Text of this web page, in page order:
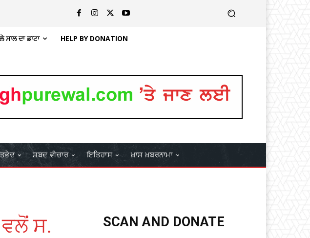
ਸਾਲ ਦਾ ਡਾਟਾ HELP BY DONATION
ਸ਼ਬਦ ਵੀਚਾਰ ਇਤਿਹਾਸ ਖ਼ਾਸ ਖ਼ਬਰਨਾਮਾ
ਸ.
SCAN AND DONATE